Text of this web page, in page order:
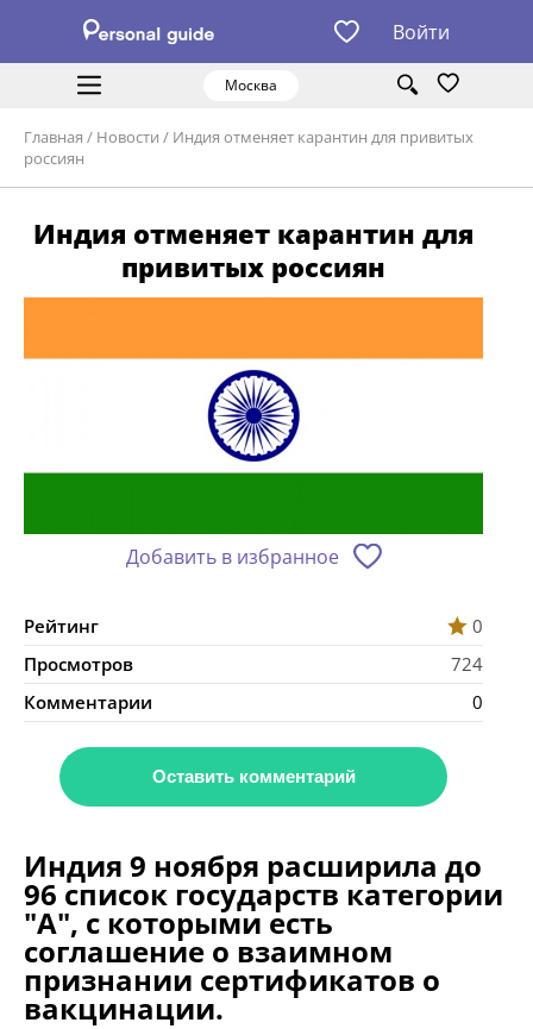
Войти
Москва
Главная / Новости / Индия отменяет карантин для привитых
россиян
Индия отменяет карантин для
привитых россиян
Добавить в избранное
Рейтинг
0
Просмотров
724
Комментарии
0
Оставить комментарий
Индия 9 ноября расширила до
96 список государств категории
"А", с которыми есть
соглашение о взаимном
признании сертификатов о
вакцинации.